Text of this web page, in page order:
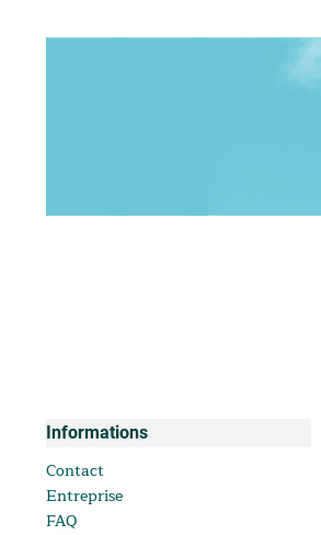
Informations
Contact
Entreprise
FAQ